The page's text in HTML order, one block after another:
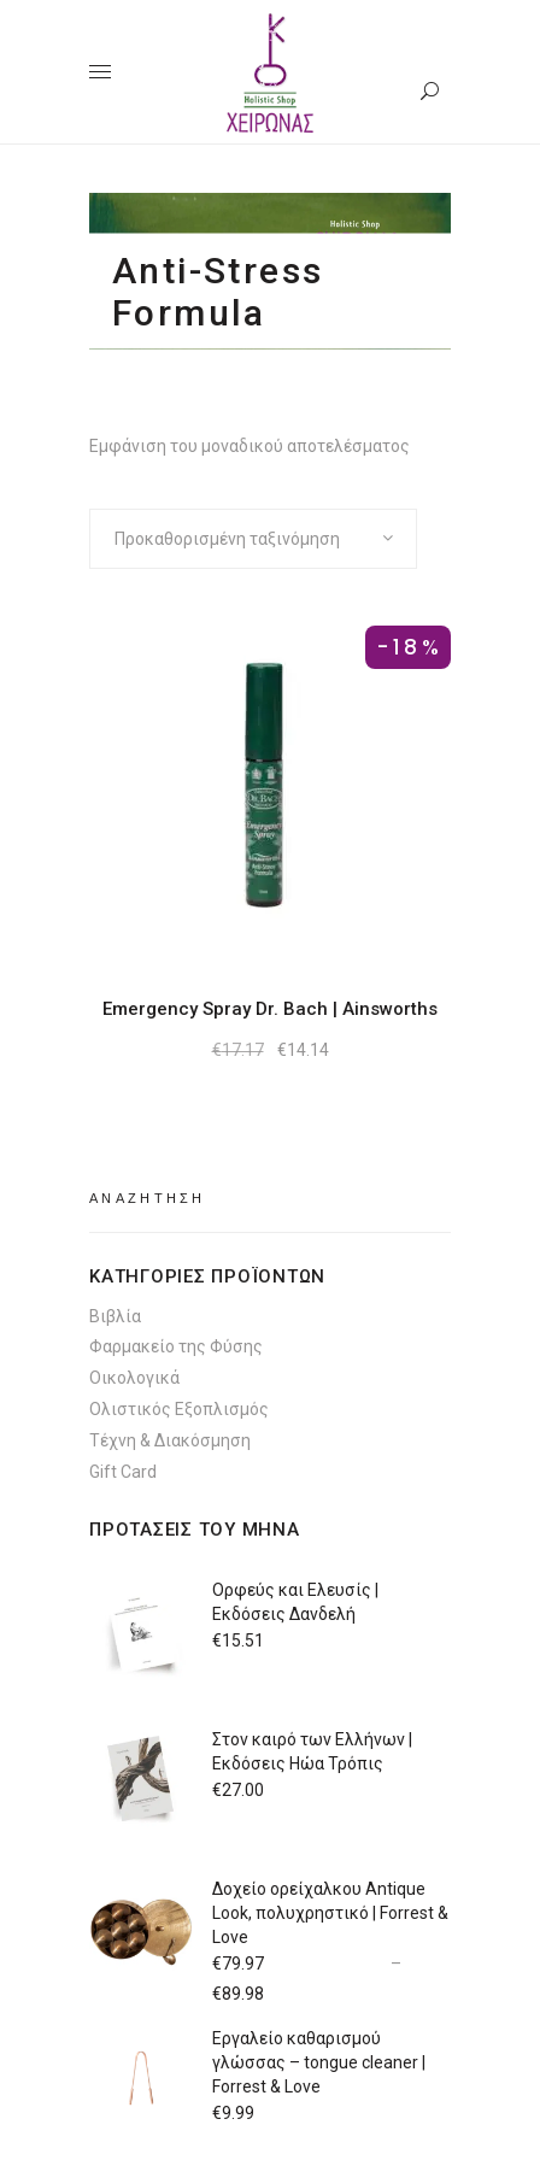
Anti-Stress
Formula
Εμφάνιση του μοναδικού αποτελέσματος
Προκαθορισμένη ταξινόμηση
-18%
Emergency Spray Dr. Bach | Ainsworths
€17.17
Original
€14.14Η
ΚΑΤΗΓΟΡΙΕΣ ΠΡΟΪΟΝΤΩΝ
Βιβλία
Φαρμακείο της Φύσης
Οικολογικά
Ολιστικός Εξοπλισμός
Τέχνη & Διακόσμηση
Gift Card
ΠΡΟΤΑΣΕΙΣ ΤΟΥ ΜΗΝΑ
Ορφεύς και Ελευσίς |
Εκδόσεις Δανδελή
€15.51
Στον καιρό των Ελλήνων |
Εκδόσεις Ηώα Τρόπις
€27.00
Δοχείο ορείχαλκου Antique
Look, πολυχρηστικό | Forrest &
Love
€79.97
–
€89.98
through
Εργαλείο καθαρισμού
γλώσσας – tongue cleaner |
Forrest & Love
€9.99